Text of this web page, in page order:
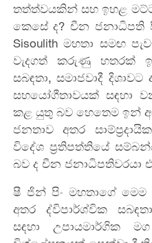
තත්ත්වයකින් සහ ඉහළ
කෙසේ ද? චීන ජනාධිපති
Sisoulith මහතා සමඟ
වැදගත් කරුණු හතරක්
සබඳතා, සමාජවාදී දිශාවට
සහයෝගීතාවයක් සඳහා
කළයුතු බව හෙතෙම ඉන්
ජනතාව
අතර සාම්ප්‍රදායික
විදේශ ප්‍රතිපත්තියේ
බව ද චීන ජනාධිපතිවරයා
ෂී ජින් පිං මහතාගේමෙම
අතර ද්විපාර්ශ්වික
සඳහා
උපායමාර්ගික මග